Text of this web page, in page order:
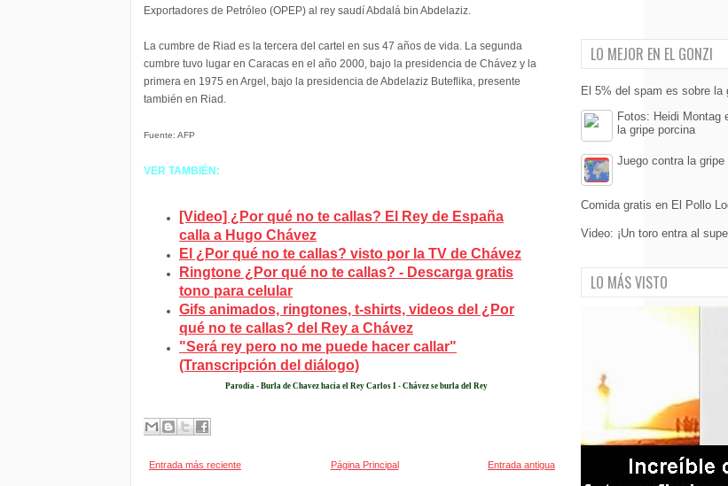
Exportadores de Petróleo (OPEP) al rey saudí Abdalá bin Abdelaziz.
La cumbre de Riad es la tercera del cartel en sus 47 años de vida. La segunda
cumbre tuvo lugar en Caracas en el año 2000, bajo la presidencia de Chávez y la
primera en 1975 en Argel, bajo la presidencia de Abdelaziz Buteflika, presente
también en Riad.
Fuente: AFP
VER TAMBIÉN:
[Video] ¿Por qué no te callas? El Rey de España
calla a Hugo Chávez
El ¿Por qué no te callas? visto por la TV de Chávez
Ringtone ¿Por qué no te callas? - Descarga gratis
tono para celular
Gifs animados, ringtones, t-shirts, videos del ¿Por
qué no te callas? del Rey a Chávez
"Será rey pero no me puede hacer callar"
(Transcripción del diálogo)
Parodia - Burla de Chavez hacia el Rey Carlos I - Chávez se burla del Rey
Entrada más reciente Entrada antigua
Página Principal
LO MEJOR EN EL GONZI
El 5% del spam es sobre la
Fotos: Heidi Montag
la gripe porcina
Juego contra la gripe
Comida gratis en El Pollo
Video: ¡Un toro entra al
LO MÁS VISTO